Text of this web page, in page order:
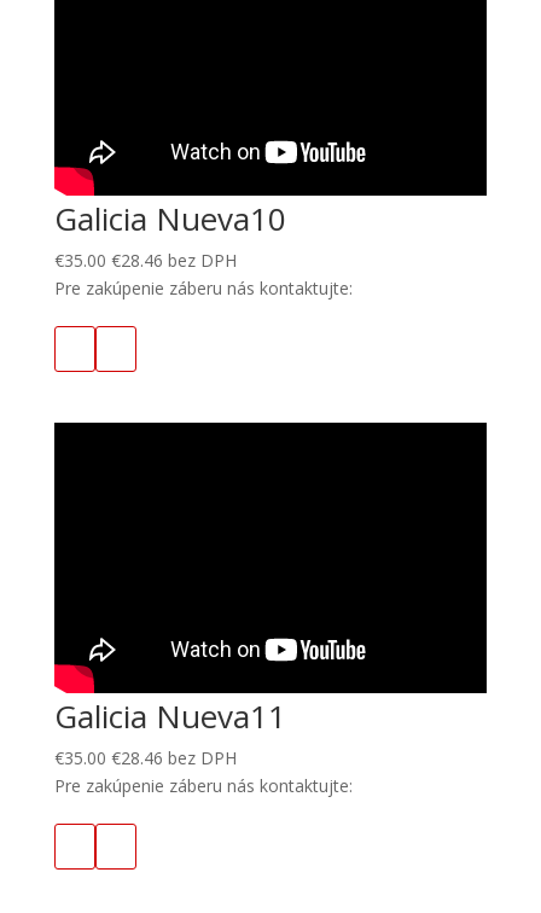
Galicia Nueva10
€35.00 €28.46 bez DPH
Pre zakúpenie záberu nás kontaktujte:
Galicia Nueva11
€35.00 €28.46 bez DPH
Pre zakúpenie záberu nás kontaktujte: